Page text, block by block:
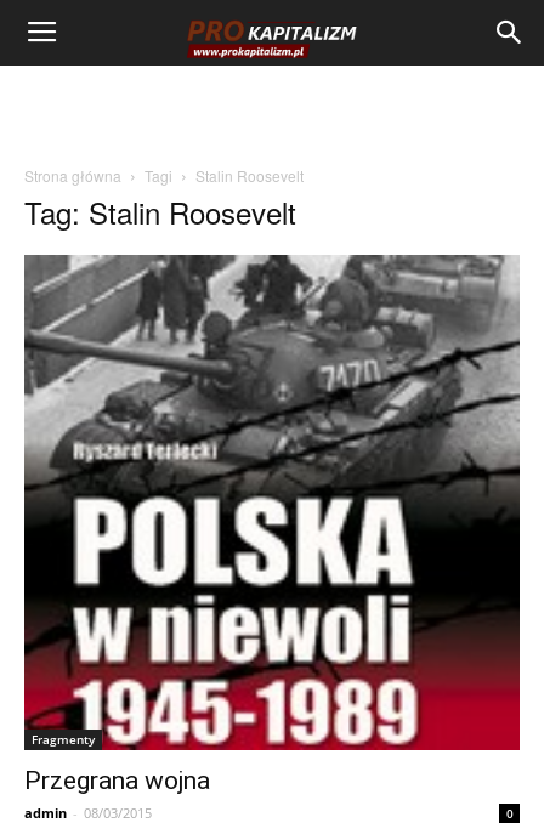
Strona główna Tagi Stalin Roosevelt
Tag: Stalin Roosevelt
Fragmenty
Przegrana wojna
admin - 08/03/2015 0